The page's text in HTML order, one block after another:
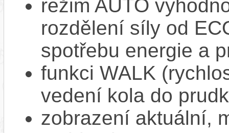
režim AUTO
rozdělení síly od
spotřebu energie a
funkci WALK
vedení kola do
zobrazení aktuální,